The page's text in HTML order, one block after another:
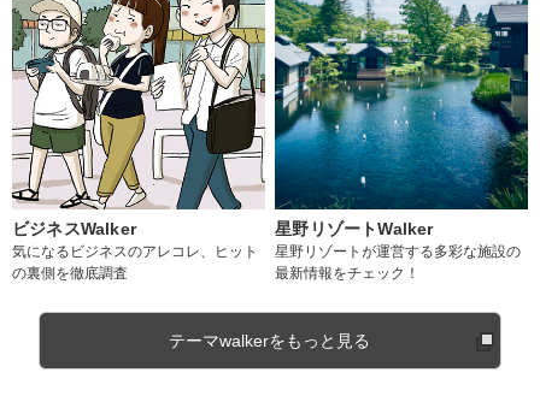
ビジネスWalker
気になるビジネスのアレコレ、ヒット
の裏側を徹底調査
星野リゾートWalker
星野リゾートが運営する多彩な施設の
最新情報をチェック！
テーマwalkerをもっと見る